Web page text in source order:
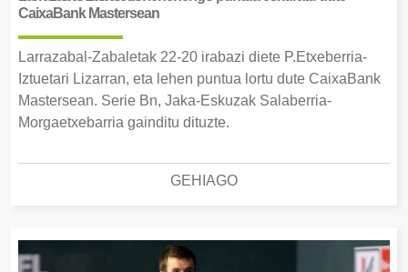
CaixaBank Mastersean
Larrazabal-Zabaletak 22-20 irabazi diete P.Etxeberria-
Iztuetari Lizarran, eta lehen puntua lortu dute CaixaBank
Mastersean. Serie Bn, Jaka-Eskuzak Salaberria-
Morgaetxebarria gainditu dituzte.
GEHIAGO